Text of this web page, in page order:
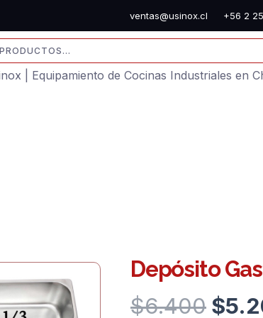
ventas@usinox.cl +56 2
| Equipamiento de Cocinas Industriales en
Depósito
$6.400 El
$